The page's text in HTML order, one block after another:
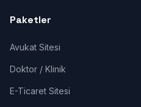
Paketler
Avukat Sitesi
Doktor / Klinik
E-Ticaret Sitesi